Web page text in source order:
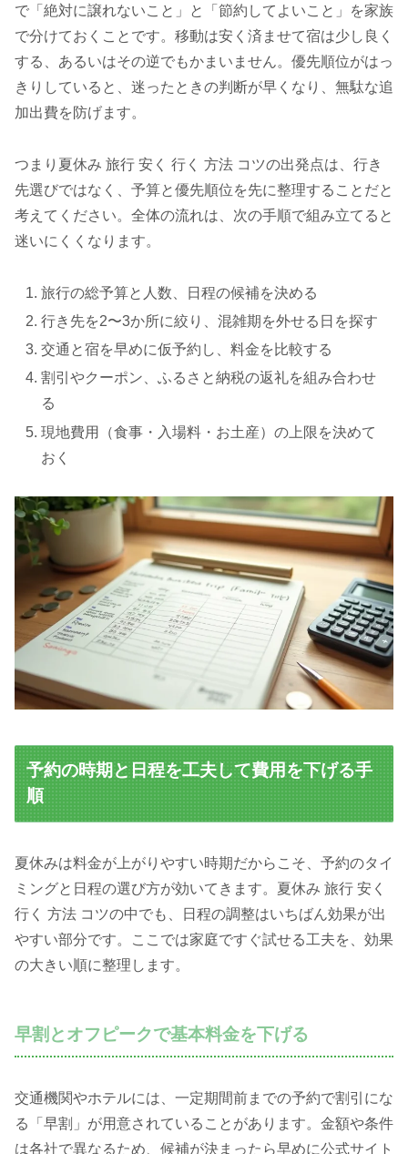
で「絶対に譲れないこと」と「節約してよいこと」を家族
で分けておくことです。移動は安く済ませて宿は少し良く
する、あるいはその逆でもかまいません。優先順位がはっ
きりしていると、迷ったときの判断が早くなり、無駄な追
加出費を防げます。
つまり夏休み 旅行 安く 行く 方法 コツの出発点は、行き
先選びではなく、予算と優先順位を先に整理することだと
考えてください。全体の流れは、次の手順で組み立てると
迷いにくくなります。
旅行の総予算と人数、日程の候補を決める
行き先を2〜3か所に絞り、混雑期を外せる日を探す
交通と宿を早めに仮予約し、料金を比較する
割引やクーポン、ふるさと納税の返礼を組み合わせ
る
現地費用（食事・入場料・お土産）の上限を決めて
おく
予約の時期と日程を工夫して費用を下げる手
順
夏休みは料金が上がりやすい時期だからこそ、予約のタイ
ミングと日程の選び方が効いてきます。夏休み 旅行 安く
行く 方法 コツの中でも、日程の調整はいちばん効果が出
やすい部分です。ここでは家庭ですぐ試せる工夫を、効果
の大きい順に整理します。
早割とオフピークで基本料金を下げる
交通機関やホテルには、一定期間前までの予約で割引にな
る「早割」が用意されていることがあります。金額や条件
は各社で異なるため、候補が決まったら早めに公式サイト